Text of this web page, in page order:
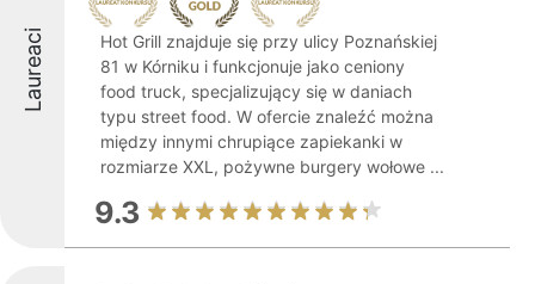
Laureaci
Hot Grill znajduje się przy ulicy Poznańskiej
81 w Kórniku i funkcjonuje jako ceniony
food truck, specjalizujący się w daniach
typu street food. W ofercie znaleźć można
między innymi chrupiące zapiekanki w
rozmiarze XXL, pożywne burgery wołowe ...
9.3